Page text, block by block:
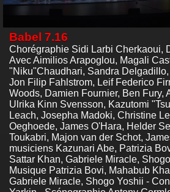
Babel 7.16
Chorégraphie Sidi Larbi Cherkaoui,
Avec Aimilios Arapoglou, Magali
"Niku"Chaudhari, Sandra
Jon Filip Fahlstrom, Leif Federico
Woods, Damien Fournier, Ben Fury,
Ulrika Kinn Svensson, Kazutomi
Leach, Josepha Madoki, Christine
Oeghoede, James O'Hara, Helder
Toukabri, Majon van der Schot,
musiciens Kazunari Abe, Patrizia
Sattar Khan, Gabriele Miracle,
Musique Patrizia Bovi, Mahabub
Gabriele Miracle, Shogo Yoshii -